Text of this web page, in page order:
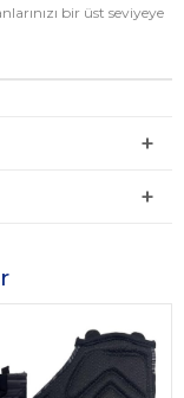
bir üst seviyeye